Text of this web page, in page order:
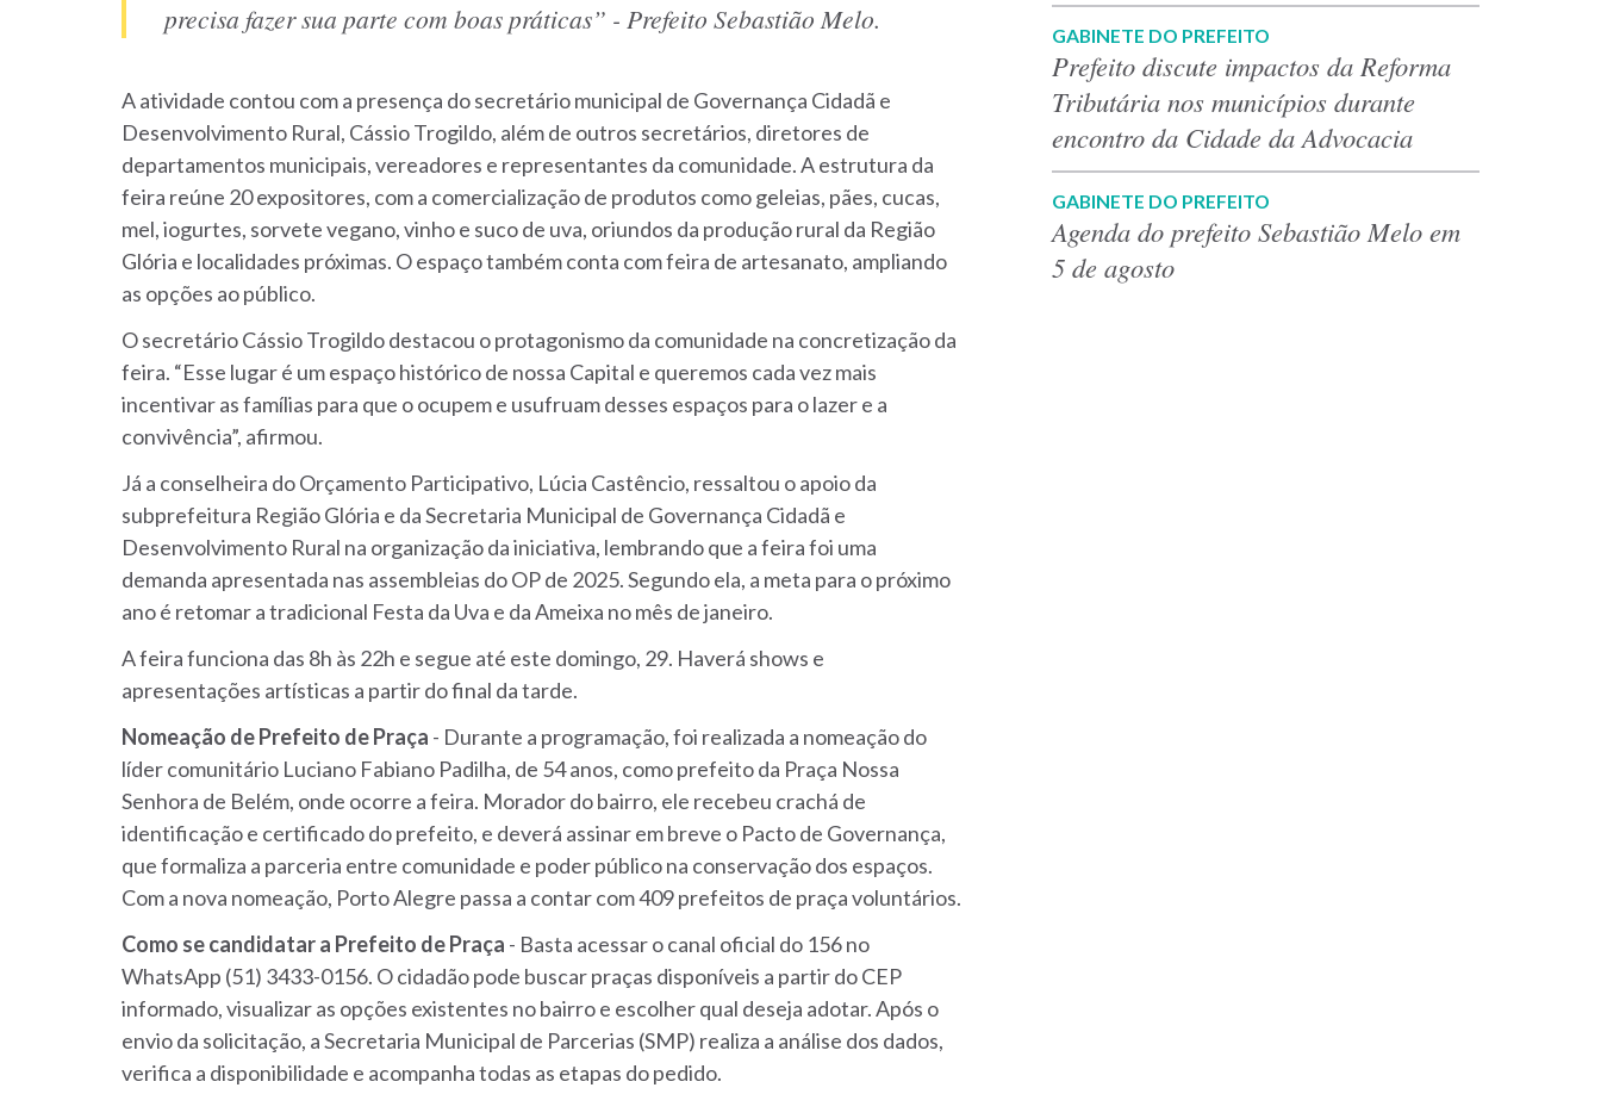
precisa fazer sua parte com boas práticas” - Prefeito Sebastião Melo.
A atividade contou com a presença do secretário municipal de Governança Cidadã e
Desenvolvimento Rural, Cássio Trogildo, além de outros secretários, diretores de
departamentos municipais, vereadores e representantes da comunidade. A estrutura da
feira reúne 20 expositores, com a comercialização de produtos como geleias, pães, cucas,
mel, iogurtes, sorvete vegano, vinho e suco de uva, oriundos da produção rural da Região
Glória e localidades próximas. O espaço também conta com feira de artesanato, ampliando
as opções ao público.
O secretário Cássio Trogildo destacou o protagonismo da comunidade na concretização da
feira. “Esse lugar é um espaço histórico de nossa Capital e queremos cada vez mais
incentivar as famílias para que o ocupem e usufruam desses espaços para o lazer e a
convivência”, afirmou.
Já a conselheira do Orçamento Participativo, Lúcia Castêncio, ressaltou o apoio da
subprefeitura Região Glória e da Secretaria Municipal de Governança Cidadã e
Desenvolvimento Rural na organização da iniciativa, lembrando que a feira foi uma
demanda apresentada nas assembleias do OP de 2025. Segundo ela, a meta para o próximo
ano é retomar a tradicional Festa da Uva e da Ameixa no mês de janeiro.
A feira funciona das 8h às 22h e segue até este domingo, 29. Haverá shows e
apresentações artísticas a partir do final da tarde.
Nomeação de Prefeito de Praça - Durante a programação, foi realizada a nomeação do
líder comunitário Luciano Fabiano Padilha, de 54 anos, como prefeito da Praça Nossa
Senhora de Belém, onde ocorre a feira. Morador do bairro, ele recebeu crachá de
identificação e certificado do prefeito, e deverá assinar em breve o Pacto de Governança,
que formaliza a parceria entre comunidade e poder público na conservação dos espaços.
Com a nova nomeação, Porto Alegre passa a contar com 409 prefeitos de praça voluntários.
Como se candidatar a Prefeito de Praça - Basta acessar o canal oficial do 156 no
WhatsApp (51) 3433-0156. O cidadão pode buscar praças disponíveis a partir do CEP
informado, visualizar as opções existentes no bairro e escolher qual deseja adotar. Após o
envio da solicitação, a Secretaria Municipal de Parcerias (SMP) realiza a análise dos dados,
verifica a disponibilidade e acompanha todas as etapas do pedido.
GABINETE DO PREFEITO
Prefeito discute impactos da Reforma
Tributária nos municípios durante
encontro da Cidade da Advocacia
GABINETE DO PREFEITO
Agenda do prefeito Sebastião Melo em
5 de agosto